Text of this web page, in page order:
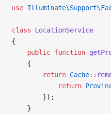
use
class LocationService
{
    public
function
    {
        return
Cache::
            return
        });
    }